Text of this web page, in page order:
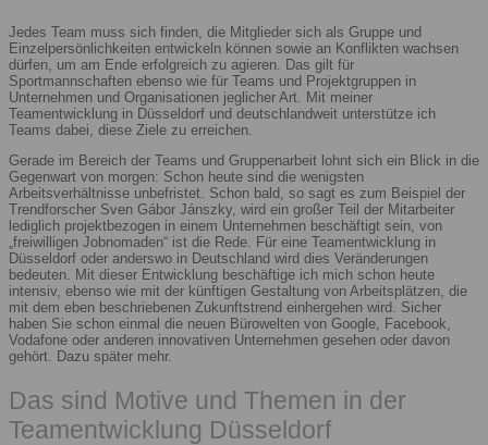
Jedes Team muss sich finden, die Mitglieder sich als Gruppe und
Einzelpersönlichkeiten entwickeln können sowie an Konflikten wachsen
dürfen, um am Ende erfolgreich zu agieren. Das gilt für
Sportmannschaften ebenso wie für Teams und Projektgruppen in
Unternehmen und Organisationen jeglicher Art. Mit meiner
Teamentwicklung in Düsseldorf und deutschlandweit unterstütze ich
Teams dabei, diese Ziele zu erreichen.
Gerade im Bereich der Teams und Gruppenarbeit lohnt sich ein Blick in die
Gegenwart von morgen: Schon heute sind die wenigsten
Arbeitsverhältnisse unbefristet. Schon bald, so sagt es zum Beispiel der
Trendforscher Sven Gábor Jánszky, wird ein großer Teil der Mitarbeiter
lediglich projektbezogen in einem Unternehmen beschäftigt sein, von
„freiwilligen Jobnomaden“ ist die Rede. Für eine Teamentwicklung in
Düsseldorf oder anderswo in Deutschland wird dies Veränderungen
bedeuten. Mit dieser Entwicklung beschäftige ich mich schon heute
intensiv, ebenso wie mit der künftigen Gestaltung von Arbeitsplätzen, die
mit dem eben beschriebenen Zukunftstrend einhergehen wird. Sicher
haben Sie schon einmal die neuen Bürowelten von Google, Facebook,
Vodafone oder anderen innovativen Unternehmen gesehen oder davon
gehört. Dazu später mehr.
Das sind Motive und Themen in der
Teamentwicklung Düsseldorf